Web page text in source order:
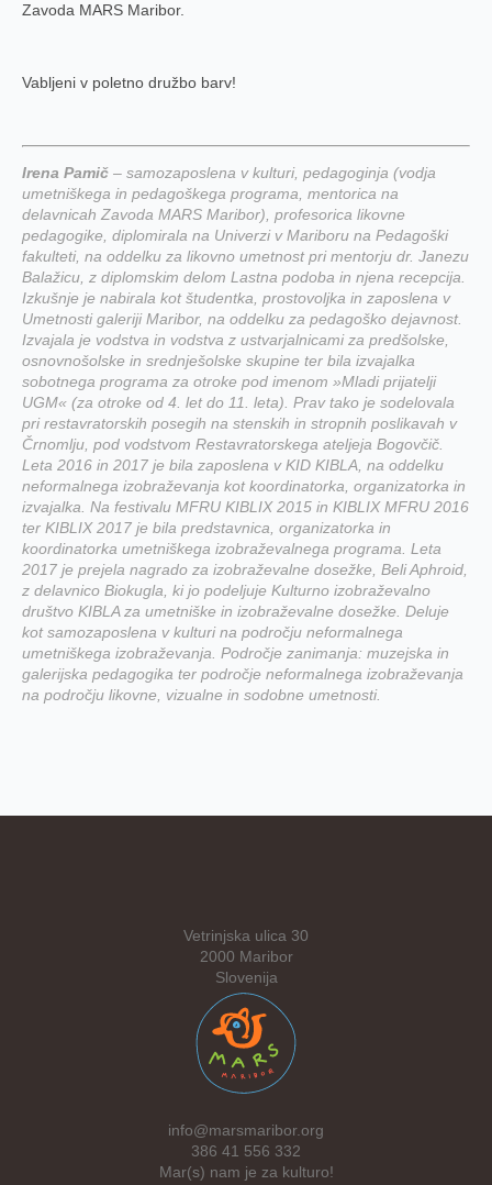
Zavoda MARS Maribor.
Vabljeni v poletno družbo barv!
Irena Pamič – samozaposlena v kulturi, pedagoginja (vodja
umetniškega in pedagoškega programa, mentorica na
delavnicah Zavoda MARS Maribor), profesorica likovne
pedagogike, diplomirala na Univerzi v Mariboru na Pedagoški
fakulteti, na oddelku za likovno umetnost pri mentorju dr. Janezu
Balažicu, z diplomskim delom Lastna podoba in njena recepcija.
Izkušnje je nabirala kot študentka, prostovoljka in zaposlena v
Umetnosti galeriji Maribor, na oddelku za pedagoško dejavnost.
Izvajala je vodstva in vodstva z ustvarjalnicami za predšolske,
osnovnošolske in srednješolske skupine ter bila izvajalka
sobotnega programa za otroke pod imenom »Mladi prijatelji
UGM« (za otroke od 4. let do 11. leta). Prav tako je sodelovala
pri restavratorskih posegih na stenskih in stropnih poslikavah v
Črnomlju, pod vodstvom Restavratorskega ateljeja Bogovčič.
Leta 2016 in 2017 je bila zaposlena v KID KIBLA, na oddelku
neformalnega izobraževanja kot koordinatorka, organizatorka in
izvajalka. Na festivalu MFRU KIBLIX 2015 in KIBLIX MFRU 2016
ter KIBLIX 2017 je bila predstavnica, organizatorka in
koordinatorka umetniškega izobraževalnega programa. Leta
2017 je prejela nagrado za izobraževalne dosežke, Beli Aphroid,
z delavnico Biokugla, ki jo podeljuje Kulturno izobraževalno
društvo KIBLA za umetniške in izobraževalne dosežke. Deluje
kot samozaposlena v kulturi na področju neformalnega
umetniškega izobraževanja. Področje zanimanja: muzejska in
galerijska pedagogika ter področje neformalnega izobraževanja
na področju likovne, vizualne in sodobne umetnosti.
Vetrinjska ulica 30
2000 Maribor
Slovenija
info@marsmaribor.org
386 41 556 332
Mar(s) nam je za kulturo!